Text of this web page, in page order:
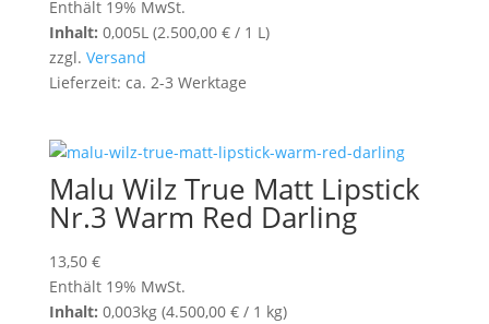
Enthält 19% MwSt.
Inhalt: 0,005L (2.500,00 €/ 1 L)
zzgl. Versand
Lieferzeit: ca. 2-3 Werktage
Malu Wilz True Matt Lipstick
Nr.3 Warm Red Darling
13,50 €
Enthält 19% MwSt.
Inhalt: 0,003kg (4.500,00 €/ 1 kg)